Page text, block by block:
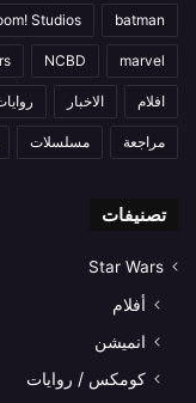
batman
Studios
marvel
NCBD
افلام الاخبار
مراجعة مسلسلات
تصنيفات
Star Wars
أفلام
انميشن
كومكس / روايات